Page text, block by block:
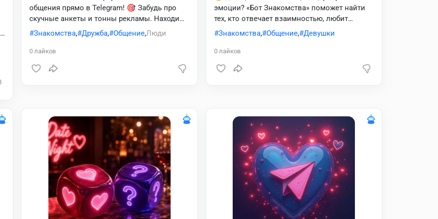
общения прямо в Telegram! 🎯 Забудь про
скучные анкеты и тонны рекламы. Находи
людей по интересам, выбирай удобный язык
общения, лайкай, создавай мэтчи и заводи
крутые знакомства всего в один клик. Твой
Знакомства, Дружба, Общение,Люди
0 лайков
эмоции? «Бот Знакомства» поможет найти
тех, кто отвечает взаимностью, любит
смайлы, комплименты и живые диалоги 💬
💖 Присоединяйся и найди свою пару прямо
сейчас 🚀💘
Знакомства, Общение, Девушки
0лайков